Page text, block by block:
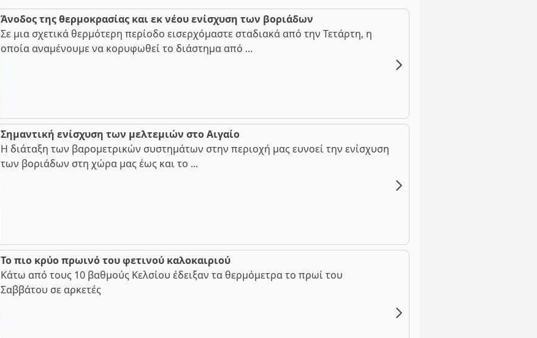
Άνοδος της θερμοκρασίας και εκ νέου ενίσχυση των βοριάδων
Σε μια σχετικά θερμότερη περίοδο εισερχόμαστε σταδιακά από την Τετάρτη, η
οποία αναμένουμε να κορυφωθεί το διάστημα από ...
Σημαντική ενίσχυση των μελτεμιών στο Αιγαίο
Η διάταξη των βαρομετρικών συστημάτων στην περιοχή μας ευνοεί την ενίσχυση
των βοριάδων στη χώρα μας έως και το ...
Το πιο κρύο πρωινό του φετινού καλοκαιριού
Κάτω από τους 10 βαθμούς Κελσίου έδειξαν τα θερμόμετρα το πρωί του
Σαββάτου σε αρκετές